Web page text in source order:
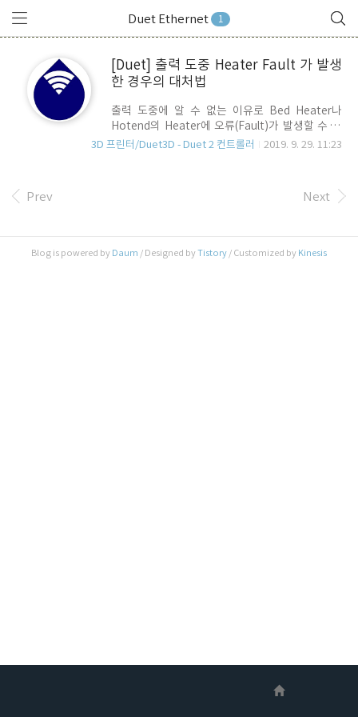
Duet Ethernet 1
[Duet] 출력 도중 Heater Fault 가 발생
한 경우의 대처법
출력 도중에 알 수 없는 이유로 Bed Heater나
Hotend의 Heater에 오류(Fault)가 발생할 수 있
습니다. 이 경우, RRF(RepRapFirmware)는 출력
하여 대기하게 됩니다. 이러한 경험을 처음 겪게 되
면 몹시 당황하게 되는데, 이 때 출력을 망쳤다 생각
다면 3D프린터에 손을 대지 않습니다. 그대로 보전
한 상태에서 Gcode Console 창을 열고, M562 명
3D 프린터/Duet3D - Duet 2 컨트롤러 2019. 9. 29. 11:23
Prev Next
Blog is powered by Daum / Designed byTistory / Customized by Kinesis